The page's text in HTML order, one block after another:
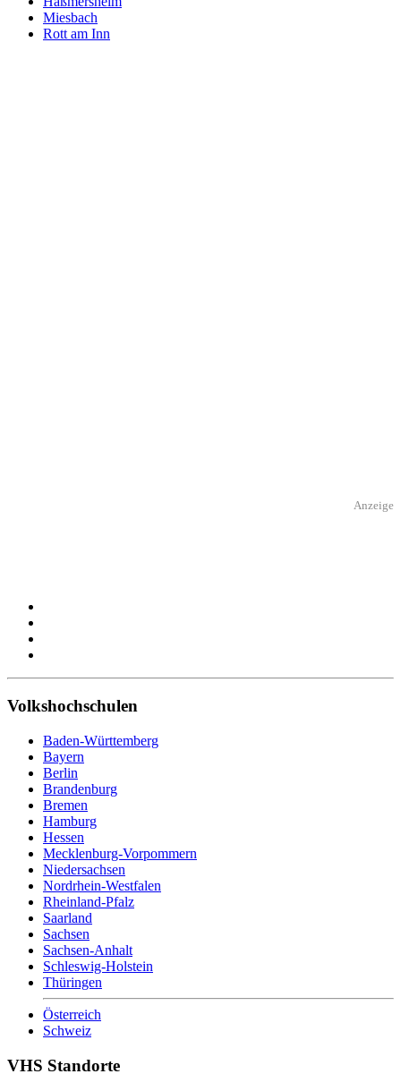
Miesbach
Rott am Inn
Anzeige
Volkshochschulen
Baden-Württemberg
Bayern
Berlin
Brandenburg
Bremen
Hamburg
Hessen
Mecklenburg-Vorpommern
Niedersachsen
Nordrhein-Westfalen
Rheinland-Pfalz
Saarland
Sachsen
Sachsen-Anhalt
Schleswig-Holstein
Thüringen
Österreich
Schweiz
VHS Standorte